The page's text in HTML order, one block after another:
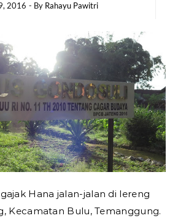
2016 - By Rahayu Pawitri
Hana jalan-jalan di lereng
Kecamatan Bulu, Temanggung.